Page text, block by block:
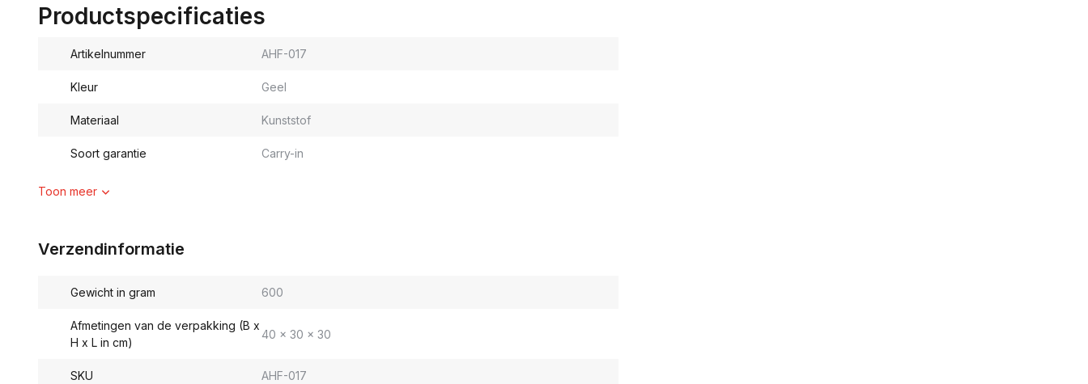
Productspecificaties
Artikelnummer AHF-017
Kleur Geel
Materiaal Kunststof
Soort garantie Carry-in
Toon meer
Verzendinformatie
Gewicht in gram 600
Afmetingen van de verpakking (B x
H x L in cm)
40 x 30 x 30
SKU AHF-017